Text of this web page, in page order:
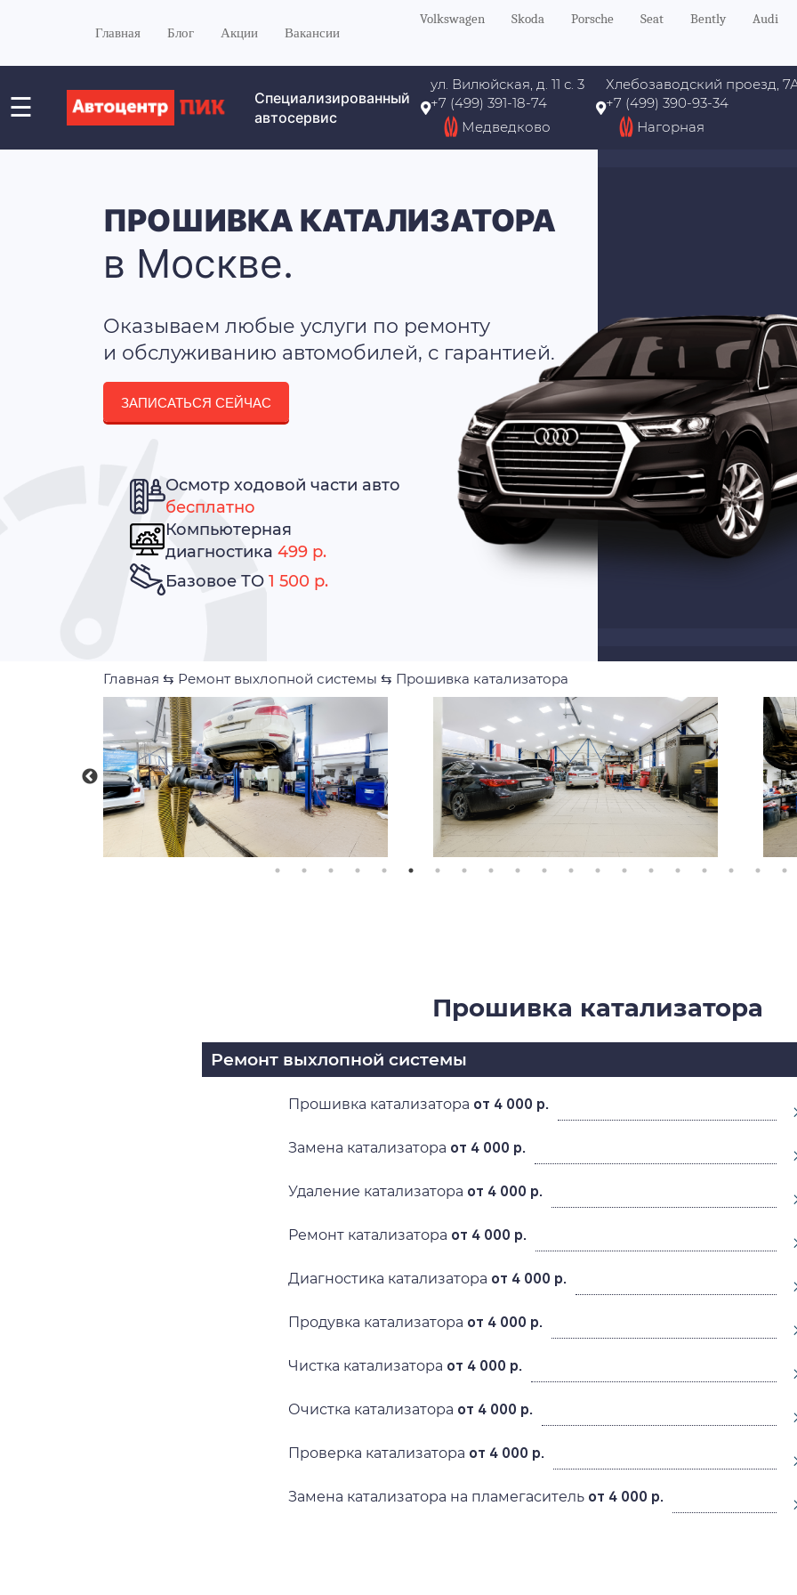
Главная Блог Акции Вакансии
Volkswagen Skoda Porsche Seat Bently Audi
☰
Специализированный
автосервис
ул. Вилюйская, д. 11 с. 3
+7 (499) 391-18-74
Медведково
Хлебозаводский проезд,
+7 (499) 390-93-34
Нагорная
ПРОШИВКА КАТАЛИЗАТОРА
в Москве.
Оказываем любые услуги по ремонту
и обслуживанию автомобилей, с гарантией.
ЗАПИСАТЬСЯ СЕЙЧАС
Осмотр ходовой части авто
бесплатно
Компьютерная
диагностика 499 р.
Базовое ТО 1 500 р.
Главная ⇆ Ремонт выхлопной системы ⇆ Прошивка катализатора
Прошивка катализатора
Ремонт выхлопной системы
Прошивка катализатора от 4 000 р.
Замена катализатора от 4 000 р.
Удаление катализатора от 4 000 р.
Ремонт катализатора от 4 000 р.
Диагностика катализатора от 4 000 р.
Продувка катализатора от 4 000 р.
Чистка катализатора от 4 000 р.
Очистка катализатора от 4 000 р.
Проверка катализатора от 4 000 р.
Замена катализатора на пламегаситель от 4 000 р.